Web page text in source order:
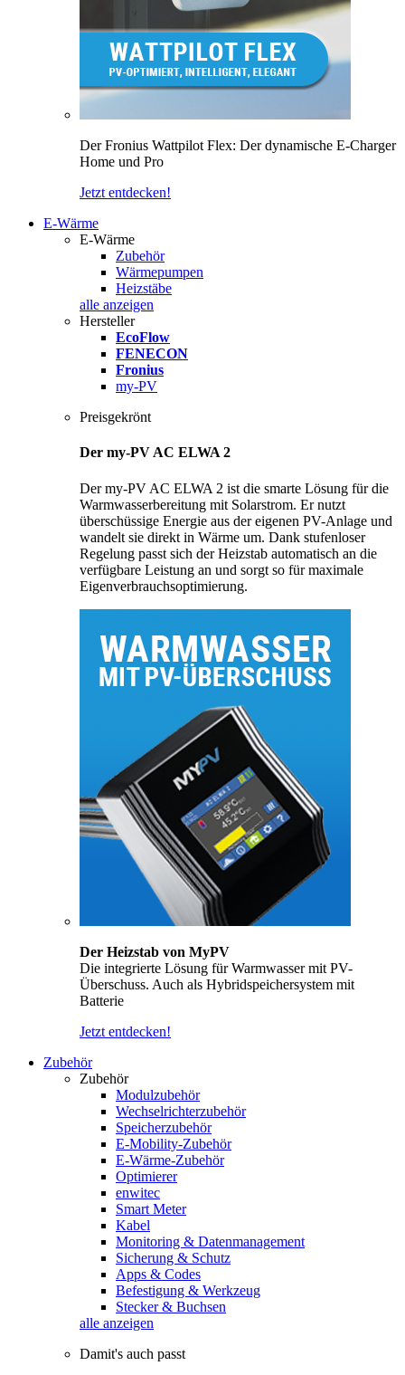
Der Fronius Wattpilot Flex: Der dynamische E-Charger
Home und Pro
Jetzt entdecken!
E-Wärme
E-Wärme
Zubehör
Wärmepumpen
Heizstäbe
alle anzeigen
Hersteller
EcoFlow
FENECON
Fronius
my-PV
Preisgekrönt
Der my-PV AC ELWA 2
Der my-PV AC ELWA 2 ist die smarte Lösung für die
Warmwasserbereitung mit Solarstrom. Er nutzt
überschüssige Energie aus der eigenen PV-Anlage und
wandelt sie direkt in Wärme um. Dank stufenloser
Regelung passt sich der Heizstab automatisch an die
verfügbare Leistung an und sorgt so für maximale
Eigenverbrauchsoptimierung.
Der Heizstab von MyPV
Die integrierte Lösung für Warmwasser mit PV-
Überschuss. Auch als Hybridspeichersystem mit
Batterie
Jetzt entdecken!
Zubehör
Zubehör
Modulzubehör
Wechselrichterzubehör
Speicherzubehör
E-Mobility-Zubehör
E-Wärme-Zubehör
Optimierer
enwitec
Smart Meter
Kabel
Monitoring & Datenmanagement
Sicherung & Schutz
Apps & Codes
Befestigung & Werkzeug
Stecker & Buchsen
alle anzeigen
Damit's auch passt